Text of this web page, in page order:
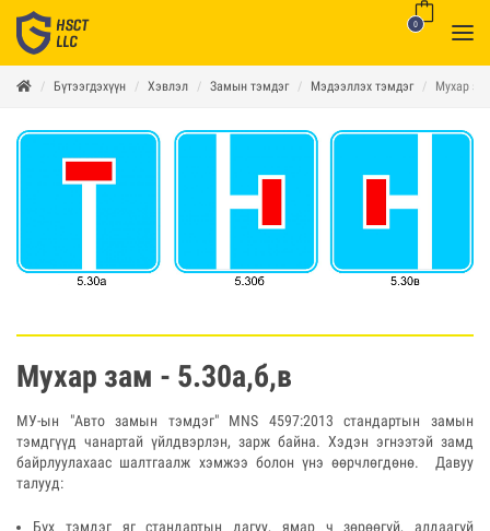
0
Бүтээгдэхүүн Хэвлэл Замын тэмдэг Мэдээллэх тэмдэг Мухар
Мухар зам - 5.30а,б,в
МУ-ын "Авто замын тэмдэг" MNS 4597:2013 стандартын замын
тэмдгүүд чанартай үйлдвэрлэн, зарж байна. Хэдэн эгнээтэй замд
байрлуулахаас шалтгаалж хэмжээ болон үнэ өөрчлөгдөнө. Давуу
талууд:
Бүх тэмдэг яг стандартын дагуу, ямар ч зөрөөгүй, алдаагүй